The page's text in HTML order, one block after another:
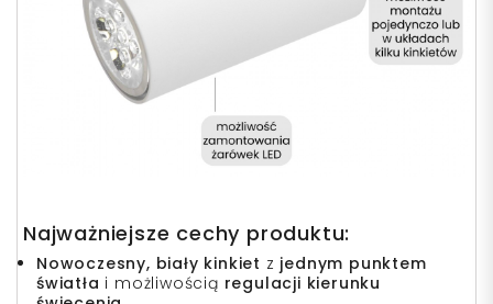
Najważniejsze cechy produktu:
Nowoczesny, biały kinkiet z jednym punktem
światła i możliwością regulacji kierunku